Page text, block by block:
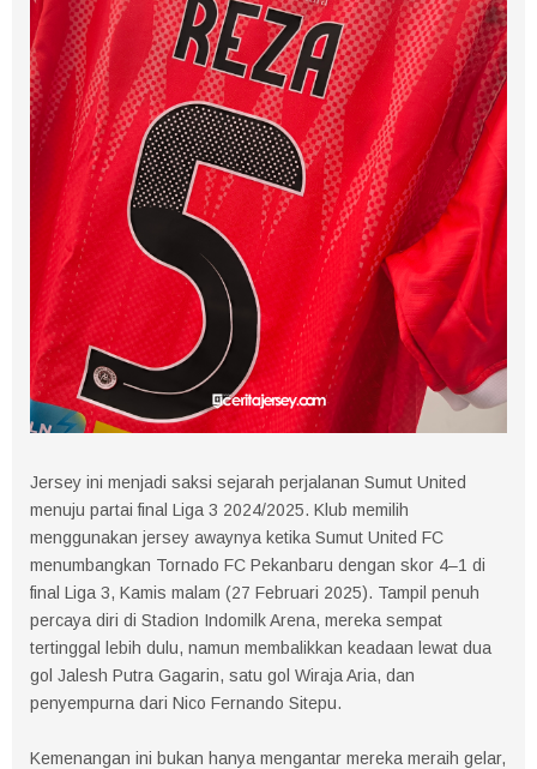
Jersey ini menjadi saksi sejarah perjalanan Sumut United
menuju partai final Liga 3 2024/2025. Klub memilih
menggunakan jersey awaynya ketika Sumut United FC
menumbangkan Tornado FC Pekanbaru dengan skor 4–1 di
final Liga 3, Kamis malam (27 Februari 2025). Tampil penuh
percaya diri di Stadion Indomilk Arena, mereka sempat
tertinggal lebih dulu, namun membalikkan keadaan lewat dua
gol Jalesh Putra Gagarin, satu gol Wiraja Aria, dan
penyempurna dari Nico Fernando Sitepu.
Kemenangan ini bukan hanya mengantar mereka meraih gelar,